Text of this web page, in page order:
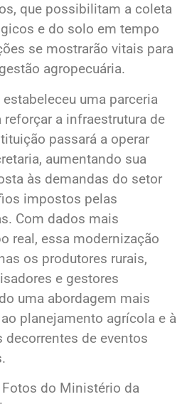
que possibilitam a coleta
e do solo em tempo
se mostrarão vitais para
agropecuária.
uma parceria
reforçar a infraestrutura de
passará a operar
aumentando sua
às demandas do setor
impostos pelas
Com dados mais
real, essa modernização
os produtores rurais,
e gestores
uma abordagem mais
planejamento agrícola e à
de eventos
do Ministério da